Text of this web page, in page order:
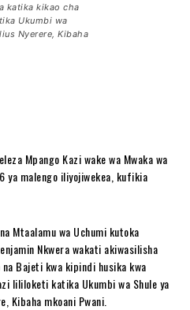
katika kikao cha
Ukumbi wa
Nyerere, Kibaha
Mpango Kazi wake wa Mwaka wa
ya malengo iliyojiwekea, kufikia
Mtaalamu wa Uchumi kutoka
Nkwera wakati akiwasilisha
Bajeti kwa kipindi husika kwa
lililoketi katika Ukumbi wa Shule ya
Kibaha mkoani Pwani.